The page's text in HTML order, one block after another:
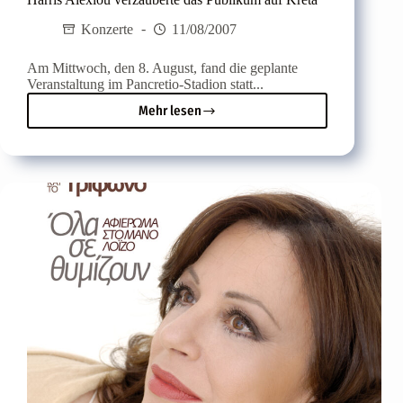
Konzerte
11/08/2007
Am Mittwoch, den 8. August, fand die geplante
Veranstaltung im Pancretio-Stadion statt...
Mehr lesen
Harris
Alexiou
das
Kreta